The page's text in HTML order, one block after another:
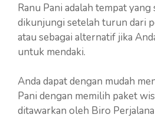
Ranu Pani adalah tempat
dikunjungi setelah turun dari
atau sebagai alternatif jika
untuk mendaki.
Anda dapat dengan mudah
Pani dengan memilih paket
ditawarkan oleh Biro